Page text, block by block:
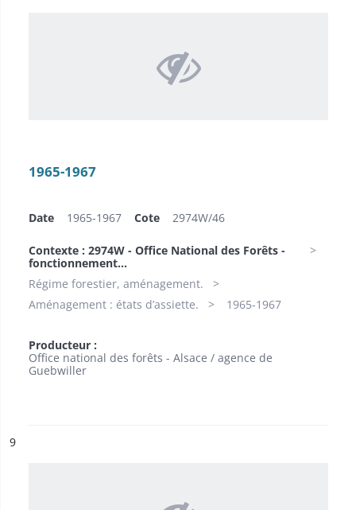
1965-1967
Date 1965-1967 Cote 2974W/46
Contexte : 2974W - Office National des Forêts -
fonctionnement...
Régime forestier, aménagement.
Aménagement : états d’assiette.
1965-1967
Producteur :
Office national des forêts - Alsace / agence de
Guebwiller
n°
9